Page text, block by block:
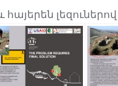
լեզուներով